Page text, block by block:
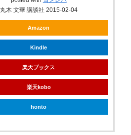
丸木 文華 講談社 2015-02-04
Amazon
Kindle
楽天ブックス
楽天kobo
honto